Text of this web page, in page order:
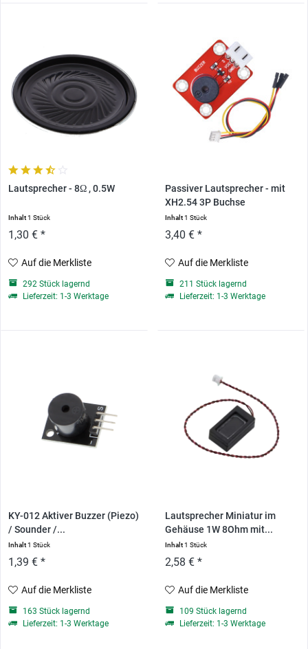
Lautsprecher - 8Ω , 0.5W
Inhalt1 Stück
1,30 € *
Auf die Merkliste
292 Stück lagernd
Lieferzeit: 1-3 Werktage
Passiver Lautsprecher - mit
XH2.54 3P Buchse
Inhalt1 Stück
3,40 € *
Auf die Merkliste
211 Stück lagernd
Lieferzeit: 1-3 Werktage
KY-012 Aktiver Buzzer (Piezo)
/ Sounder /...
Inhalt1 Stück
1,39 € *
Auf die Merkliste
163 Stück lagernd
Lieferzeit: 1-3 Werktage
Lautsprecher Miniatur im
Gehäuse 1W 8Ohm mit...
Inhalt1 Stück
2,58 € *
Auf die Merkliste
109 Stück lagernd
Lieferzeit: 1-3 Werktage